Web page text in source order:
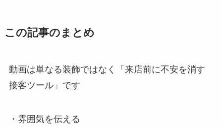
この記事のまとめ
動画は単なる装飾ではなく「来店前に不安を消す
接客ツール」です
・雰囲気を伝える